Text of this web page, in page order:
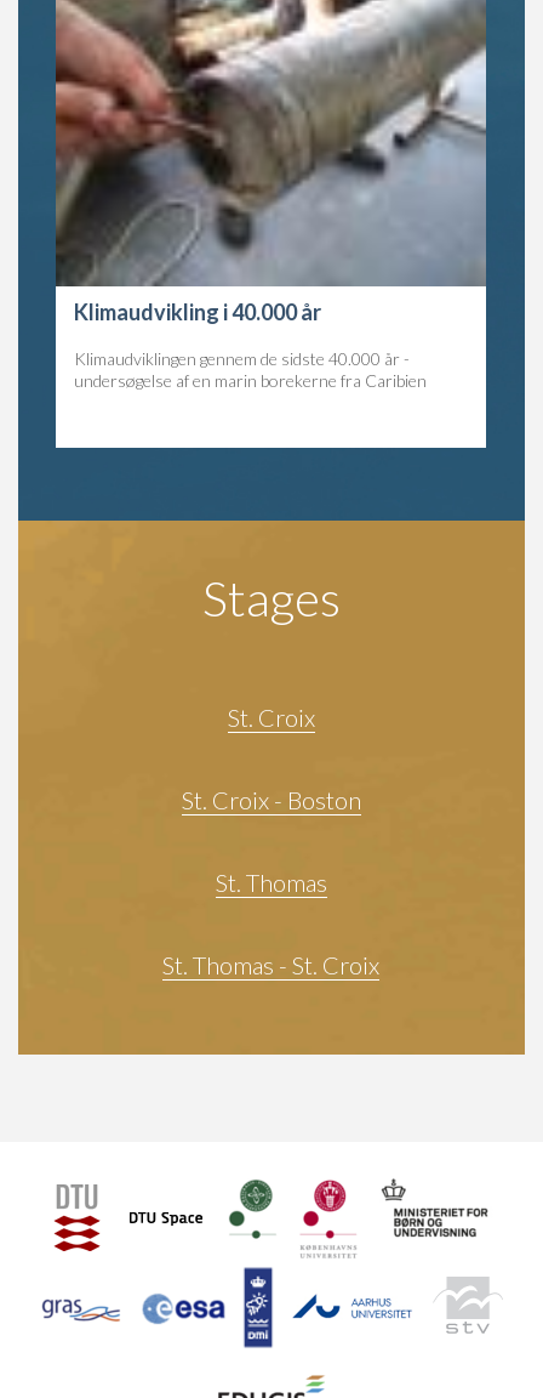
Klimaudvikling i 40.000 år
Klimaudviklingen gennem de sidste 40.000 år -
undersøgelse af en marin borekerne fra Caribien
Stages
St. Croix
St. Croix - Boston
St. Thomas
St. Thomas - St. Croix